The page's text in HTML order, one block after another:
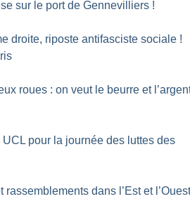
sur le port de Gennevilliers !
droite, riposte antifasciste sociale !
roues : on veut le beurre et
pour la journée des luttes des
rassemblements dans l’Est et